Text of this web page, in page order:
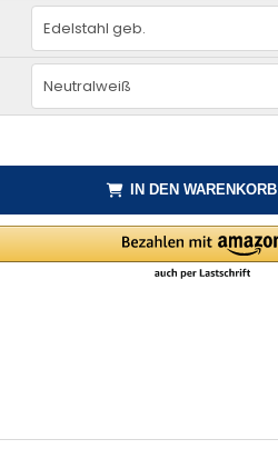
Edelstahl geb.
Neutralweiß
IN DEN WARENKORB